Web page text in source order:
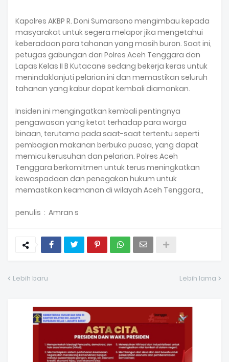
Kapolres AKBP R. Doni Sumarsono mengimbau kepada
masyarakat untuk segera melapor jika mengetahui
keberadaan para tahanan yang masih buron. Saat ini,
petugas gabungan dari Polres Aceh Tenggara dan
Lapas Kelas II B Kutacane sedang bekerja keras untuk
menindaklanjuti pelarian ini dan memastikan seluruh
tahanan yang kabur dapat kembali diamankan.
Insiden ini mengingatkan kembali pentingnya
pengawasan yang ketat terhadap para warga
binaan, terutama pada saat-saat tertentu seperti
pembagian makanan berbuka puasa, yang dapat
memicu kerusuhan dan pelarian. Polres Aceh
Tenggara berkomitmen untuk terus meningkatkan
kewaspadaan dan penegakan hukum untuk
memastikan keamanan di wilayah Aceh Tenggara,,
penulis : Amran s
Lebih baru Lebih lama